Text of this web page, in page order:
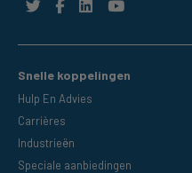
Snelle koppelingen
Hulp En Advies
Carrières
Industrieën
Speciale aanbiedingen